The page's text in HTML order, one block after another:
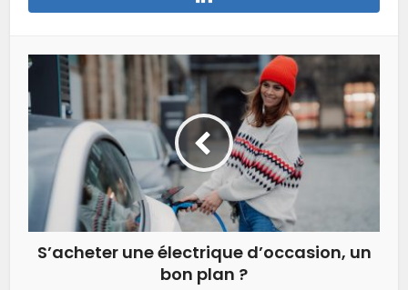
S’acheter une électrique d’occasion, un
bon plan ?